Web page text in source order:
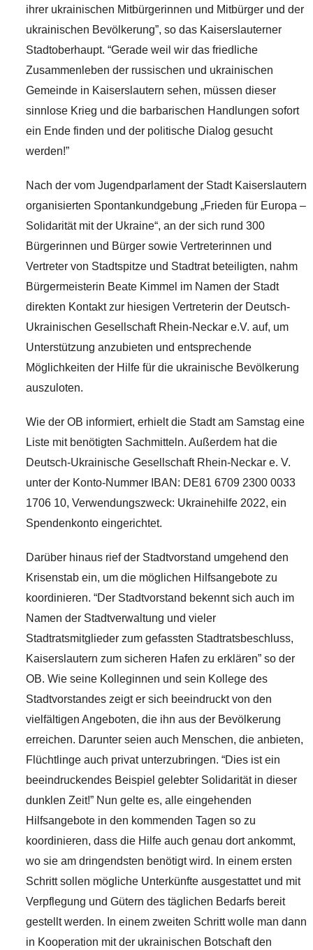
ihrer ukrainischen Mitbürgerinnen und Mitbürger und der
ukrainischen Bevölkerung”, so das Kaiserslauterner
Stadtoberhaupt. “Gerade weil wir das friedliche
Zusammenleben der russischen und ukrainischen
Gemeinde in Kaiserslautern sehen, müssen dieser
sinnlose Krieg und die barbarischen Handlungen sofort
ein Ende finden und der politische Dialog gesucht
werden!”
Nach der vom Jugendparlament der Stadt Kaiserslautern
organisierten Spontankundgebung „Frieden für Europa –
Solidarität mit der Ukraine“, an der sich rund 300
Bürgerinnen und Bürger sowie Vertreterinnen und
Vertreter von Stadtspitze und Stadtrat beteiligten, nahm
Bürgermeisterin Beate Kimmel im Namen der Stadt
direkten Kontakt zur hiesigen Vertreterin der Deutsch-
Ukrainischen Gesellschaft Rhein-Neckar e.V. auf, um
Unterstützung anzubieten und entsprechende
Möglichkeiten der Hilfe für die ukrainische Bevölkerung
auszuloten.
Wie der OB informiert, erhielt die Stadt am Samstag eine
Liste mit benötigten Sachmitteln. Außerdem hat die
Deutsch-Ukrainische Gesellschaft Rhein-Neckar e. V.
unter der Konto-Nummer IBAN: DE81 6709 2300 0033
1706 10, Verwendungszweck: Ukrainehilfe 2022, ein
Spendenkonto eingerichtet.
Darüber hinaus rief der Stadtvorstand umgehend den
Krisenstab ein, um die möglichen Hilfsangebote zu
koordinieren. “Der Stadtvorstand bekennt sich auch im
Namen der Stadtverwaltung und vieler
Stadtratsmitglieder zum gefassten Stadtratsbeschluss,
Kaiserslautern zum sicheren Hafen zu erklären” so der
OB. Wie seine Kolleginnen und sein Kollege des
Stadtvorstandes zeigt er sich beeindruckt von den
vielfältigen Angeboten, die ihn aus der Bevölkerung
erreichen. Darunter seien auch Menschen, die anbieten,
Flüchtlinge auch privat unterzubringen. “Dies ist ein
beeindruckendes Beispiel gelebter Solidarität in dieser
dunklen Zeit!” Nun gelte es, alle eingehenden
Hilfsangebote in den kommenden Tagen so zu
koordinieren, dass die Hilfe auch genau dort ankommt,
wo sie am dringendsten benötigt wird. In einem ersten
Schritt sollen mögliche Unterkünfte ausgestattet und mit
Verpflegung und Gütern des täglichen Bedarfs bereit
gestellt werden. In einem zweiten Schritt wolle man dann
in Kooperation mit der ukrainischen Botschaft den